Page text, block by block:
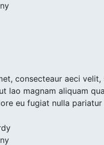
consecteaur aeci velit,
lao magnam aliquam
eu fugiat nulla pariatur